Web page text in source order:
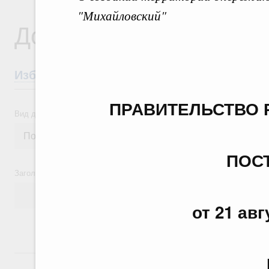
"Михайловский"
от 21
Документы
Избранные документы со справками к
Вид документа
Заголовок или текст документа